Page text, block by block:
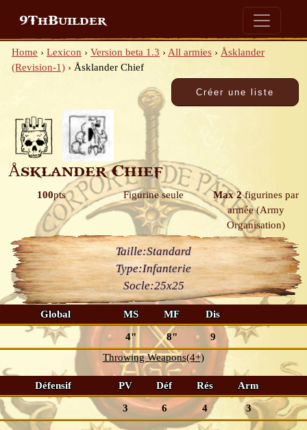
9ThBuilder
Home › Lexicon › Version beta 1.3 › All armies › Åsklander
(Revision-1) › Åsklander Chief
Åsklander Chief
100pts Figurine seule Max 2figurines par
armée(Army
Organisation)
Taille:Standard
Type:Infanterie
Socle:25x25
Global MS MF Dis
4" 8"
9
Throwing Weapons(4+)
Défensif PV Déf Rés Arm
3 6 4 3